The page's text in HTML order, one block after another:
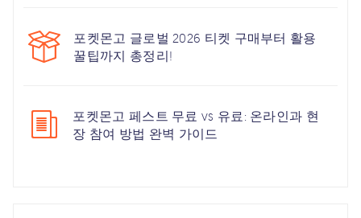
포켓몬고 글로벌 2026 티켓 구매부터 활용
꿀팁까지 총정리!
포켓몬고 페스트 무료 vs 유료: 온라인과 현
장 참여 방법 완벽 가이드